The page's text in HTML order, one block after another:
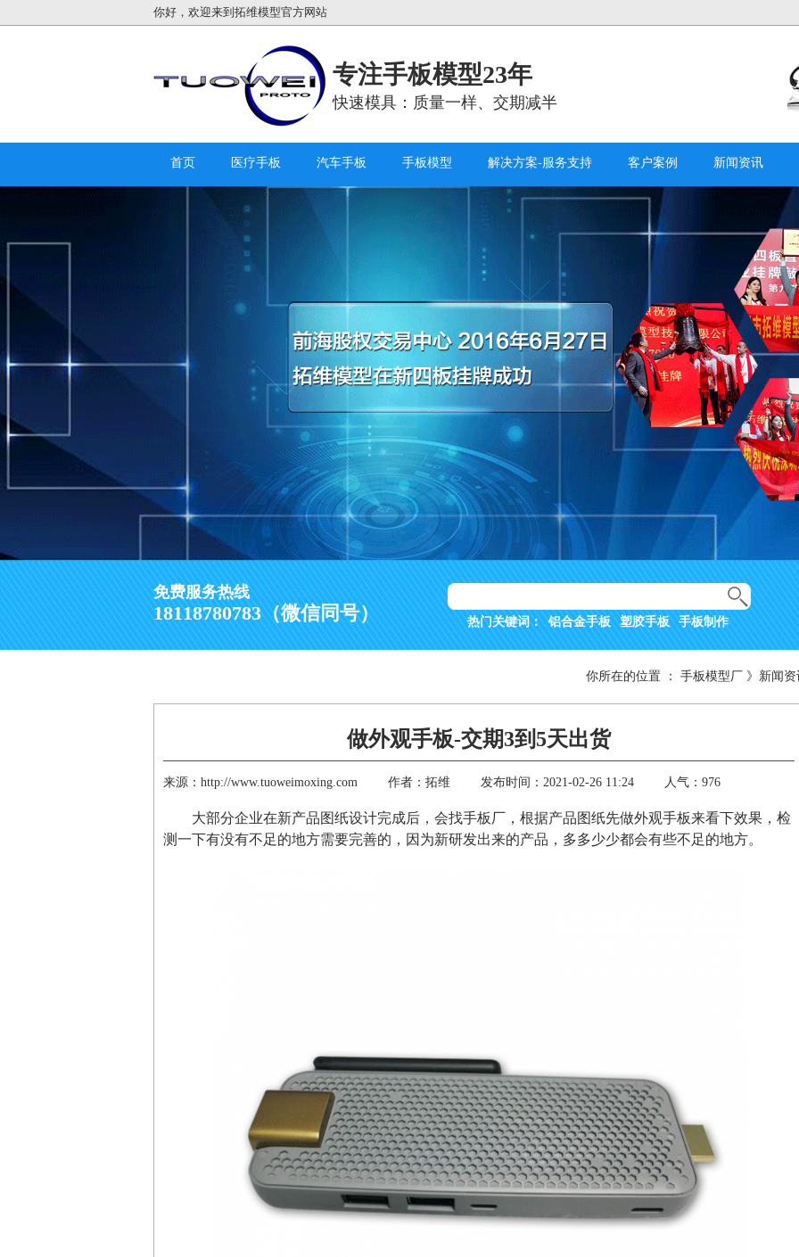
你好，欢迎来到拓维模型官方网站
专注手板模型23年
快速模具：质量一样、交期减半
首页 医疗手板 汽车手板 手板模型 解决方案-服务支持 客户案例 新闻资讯
免费服务热线
18118780783（微信同号） 热门关键词： 铝合金手板 塑胶手板 手板制作
你所在的位置 ： 手板模型厂 》 新闻资
做外观手板-交期3到5天出货
来源：http://www.tuoweimoxing.com 作者：拓维 发布时间：2021-02-26 11:24 人气：976
大部分企业在新产品图纸设计完成后，会找手板厂，根据产品图纸先做外观手板来看下效果，检
测一下有没有不足的地方需要完善的，因为新研发出来的产品，多多少少都会有些不足的地方。